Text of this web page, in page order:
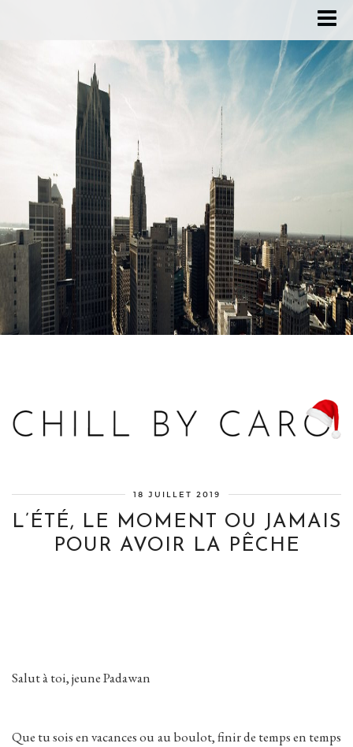
18 JUILLET 2019
L’ÉTÉ, LE MOMENT OU JAMAIS
POUR AVOIR LA PÊCHE
Salut à toi, jeune Padawan
Que tu sois en vacances ou au boulot, finir de temps en temps